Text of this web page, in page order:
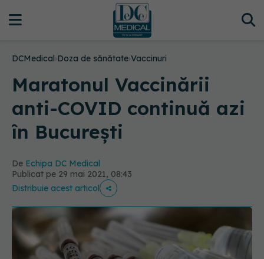
DCMedical›Doza de sănătate›Vaccinuri
Maratonul Vaccinării
anti-COVID continuă azi
în București
De Echipa DC Medical
Publicat pe 29 mai 2021, 08:43
Distribuie acest articol